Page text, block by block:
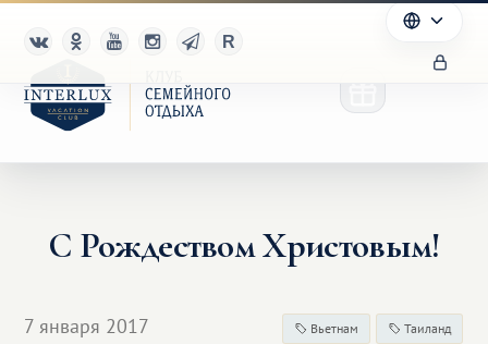
Клуб
С Рождеством Христовым!
7 января 2017 Вьетнам Таиланд